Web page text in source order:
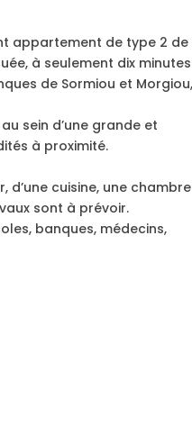
appartement de type 2 de
à seulement dix minutes
de Sormiou et
sein d’une grande et
à proximité.
d’une cuisine, une chambre
sont à prévoir.
banques, médecins,